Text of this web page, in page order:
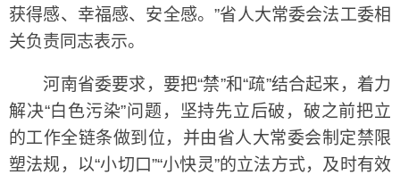
获得感、幸福感、安全感。”省人大常委会法工委相
关负责同志表示。
河南省委要求，要把“禁”和“疏”结合起来，着力
解决“白色污染”问题，坚持先立后破，破之前把立
的工作全链条做到位，并由省人大常委会制定禁限
塑法规，以“小切口”“小快灵”的立法方式，及时有效